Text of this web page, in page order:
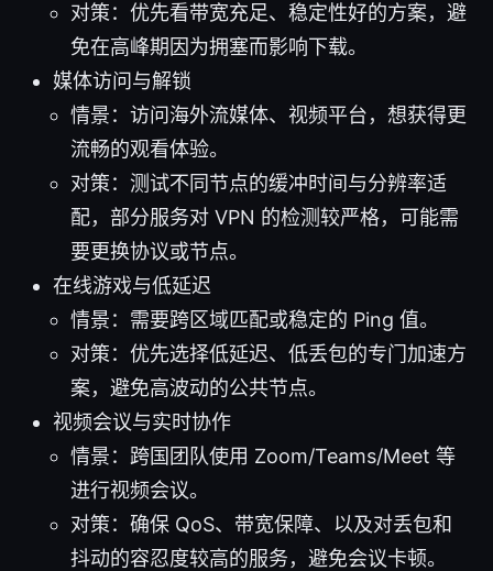
对策：优先看带宽充足、稳定性好的方案，避
免在高峰期因为拥塞而影响下载。
媒体访问与解锁
情景：访问海外流媒体、视频平台，想获得更
流畅的观看体验。
对策：测试不同节点的缓冲时间与分辨率适
配，部分服务对 VPN 的检测较严格，可能需
要更换协议或节点。
在线游戏与低延迟
情景：需要跨区域匹配或稳定的 Ping 值。
对策：优先选择低延迟、低丢包的专门加速方
案，避免高波动的公共节点。
视频会议与实时协作
情景：跨国团队使用 Zoom/Teams/Meet 等
进行视频会议。
对策：确保 QoS、带宽保障、以及对丢包和
抖动的容忍度较高的服务，避免会议卡顿。